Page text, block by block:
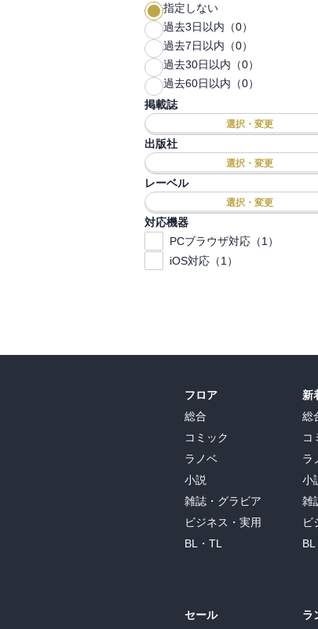
指定しない
過去3日以内（0）
過去7日以内（0）
過去30日以内（0）
過去60日以内（0）
掲載誌
選択・変更
出版社
選択・変更
レーベル
選択・変更
対応機器
PCブラウザ対応（1）
iOS対応（1）
フロア
総合
コミック
ラノベ
小説
雑誌・グラビア
ビジネス・実用
BL・TL
セール
新
総
コ
ラ
小
雑
ビ
BL
ラ